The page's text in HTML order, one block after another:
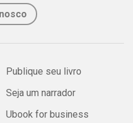
Publique seu livro
Seja um narrador
Ubook for business